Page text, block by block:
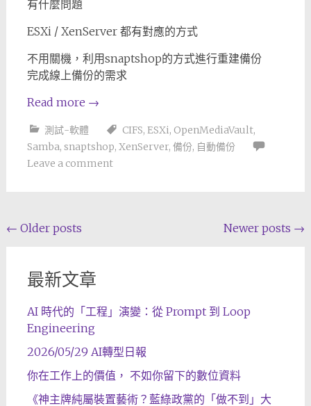
有什麼問題
ESXi / XenServer 都有對應的方式
不用關機，利用snaptshop的方式進行重建備份
完成線上備份的需求
Read more →
測試-軟體 CIFS, ESXi, OpenMediaVault,
Samba, snaptshop, XenServer, 備份, 自動備份
Leave a comment
Posts
← Older posts Newer posts →
最新文章
AI 時代的「工程」演變：從 Prompt 到 Loop
Engineering
2026/05/29 AI轉型日報
你在工作上的價值， 不如你留下的數位資料
《神主牌純屬裝置藝術？藍綠政黨的「做不到」大